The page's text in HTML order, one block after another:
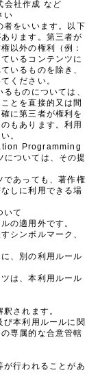
会社作成 など
い
をいいます。以下
ります。第三者が
以外の権利（例：
いるコンテンツに
いるものを除き、
ください。
ものについては、
とを直接的又は間
に第三者が権利を
もあります。利用
。
Programming
ついては、その提
あっても、著作権
しに利用できる場
いて
適用外です。
ンボルマーク、
別の利用ルール
は、本利用ルール
されます。
本利用ルールに関
専属的な合意管轄
行われることがあ